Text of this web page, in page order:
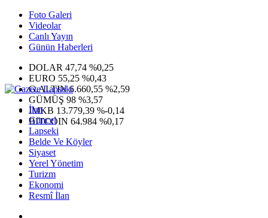
Foto Galeri
Videolar
Canlı Yayın
Günün Haberleri
DOLAR 47,74 %0,25
EURO 55,25 %0,43
G.ALTIN6.660,55 %2,59
GÜMÜŞ 98 %3,57
IMKB 13.779,39 %-0,14
BITCOIN 64.984 %0,17
İlan
Güncel
Lapseki
Belde Ve Köyler
Siyaset
Yerel Yönetim
Turizm
Ekonomi
Resmî İlan